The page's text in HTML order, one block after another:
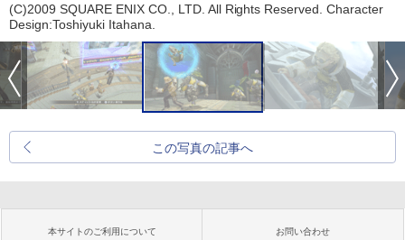
(C)2009 SQUARE ENIX CO., LTD. All Rights Reserved. Character
Design:Toshiyuki Itahana.
この写真の記事へ
本サイトのご利用について お問い合わせ